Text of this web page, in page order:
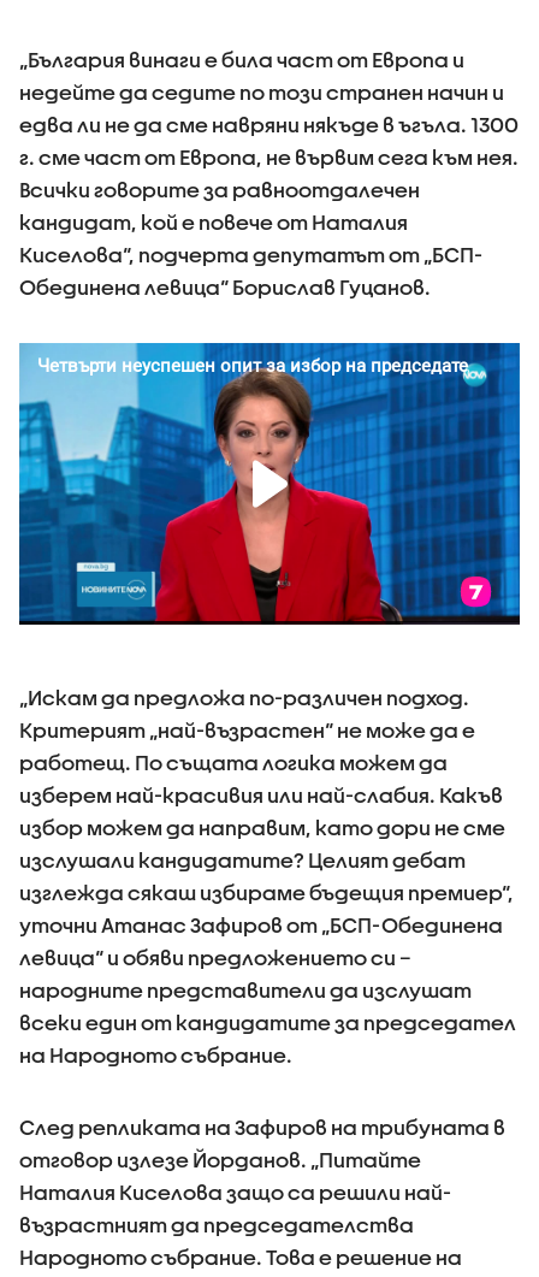
„България винаги е била част от Европа и
недейте да седите по този странен начин и
едва ли не да сме навряни някъде в ъгъла. 1300
г. сме част от Европа, не вървим сега към нея.
Всички говорите за равноотдалечен
кандидат, кой е повече от Наталия
Киселова“, подчерта депутатът от „БСП-
Обединена левица“ Борислав Гуцанов.
„Искам да предложа по-различен подход.
Критерият „най-възрастен“ не може да е
работещ. По същата логика можем да
изберем най-красивия или най-слабия. Какъв
избор можем да направим, като дори не сме
изслушали кандидатите? Целият дебат
изглежда сякаш избираме бъдещия премиер“,
уточни Атанас Зафиров от „БСП-Обединена
левица“ и обяви предложението си –
народните представители да изслушат
всеки един от кандидатите за председател
на Народното събрание.
След репликата на Зафиров на трибуната в
отговор излезе Йорданов. „Питайте
Наталия Киселова защо са решили най-
възрастният да председателства
Народното събрание. Това е решение на